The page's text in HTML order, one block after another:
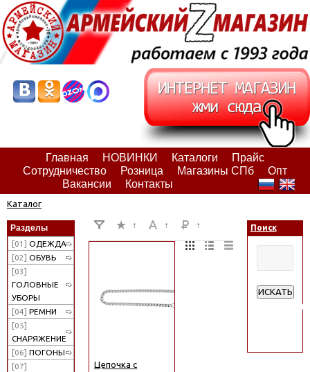
Главная НОВИНКИ Каталоги
Прайс
Сотрудничество
Розница Магазины СПб
Опт
Вакансии
Контакты
Каталог
Разделы
[01] ОДЕЖДА
[02] ОБУВЬ
[03]
ГОЛОВНЫЕ
УБОРЫ
[04] РЕМНИ
[05]
СНАРЯЖЕНИЕ
[06] ПОГОНЫ
[07]
Цепочка с
Поиск
ИСКАТЬ